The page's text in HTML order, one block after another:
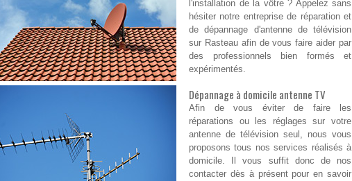
l'installation de la vôtre ? Appelez sans
hésiter notre entreprise de réparation et
de dépannage d'antenne de télévision
sur Rasteau afin de vous faire aider par
des professionnels bien formés et
expérimentés.
Dépannage à domicile antenne TV
Afin de vous éviter de faire les
réparations ou les réglages sur votre
antenne de télévision seul, nous vous
proposons tous nos services réalisés à
domicile. Il vous suffit donc de nos
contacter dès à présent pour en savoir